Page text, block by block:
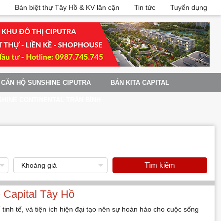
Bán biệt thự Tây Hồ & KV lân cận Tin tức Tuyển dụng
CĂN HỘ SUNSHINE CIPUTRA BÁN KITA CAPITAL
Tìm kiếm
Tây Hồ
tế, và tiện ích hiện đại tạo nên sự hoàn hảo cho cuộc sống